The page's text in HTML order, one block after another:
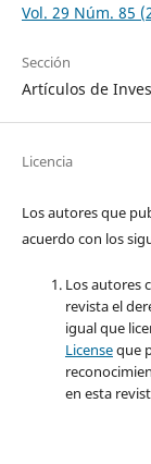
Vol. 29 Núm. 85
Sección
Artículos de
Licencia
Los autores que
acuerdo con los
Los autores
revista el
igual que
Licenseque
en esta